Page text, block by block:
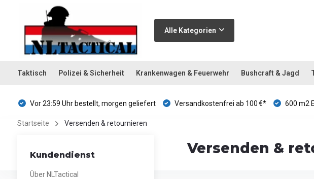
Alle Kategorien
Taktisch Polizei & Sicherheit Krankenwagen & Feuerwehr Bushcraft & Jagd
Vor 23:59 Uhr bestellt, morgen geliefert Versandkostenfrei ab 100 €* 600 m2
Startseite Versenden & retournieren
Kundendienst
Über NLTactical
Versenden &